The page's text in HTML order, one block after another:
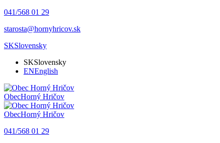
041/568 01 29
starosta@hornyhricov.sk
SKSlovensky
SKSlovensky
ENEnglish
ObecHorný Hričov
ObecHorný Hričov
041/568 01 29